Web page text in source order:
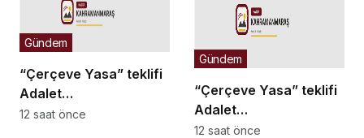
“Çerçeve Yasa” teklifi
Adalet
Komisyonu’nda… İYİ
Gündem
12 saat önce
“Çerçeve Yasa” teklifi
Adalet
Komisyonu’nda… İYİ
Gündem
12 saat önce